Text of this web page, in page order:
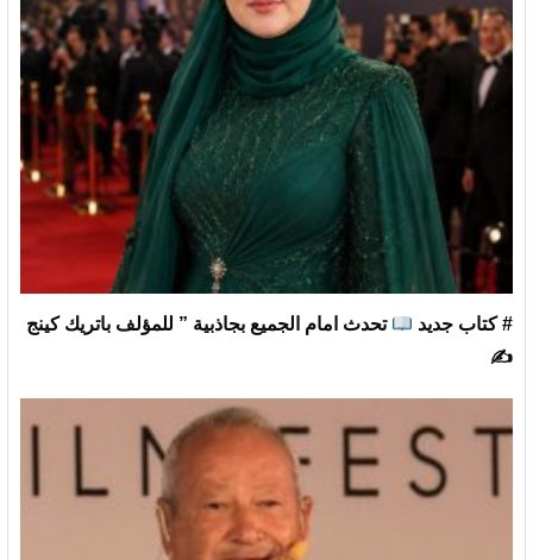
# كتاب جديد
تحدث امام الجميع بجاذبية ” للمؤلف باتريك كينج
✍